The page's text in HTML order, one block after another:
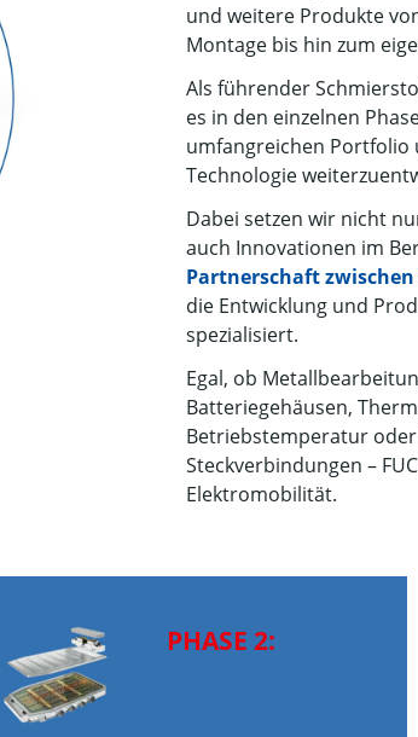
und weitere Produkte
Montage bis hin zum
Als führender
es in den einzelnen
umfangreichen Portfolio
Technologie
Dabei setzen wir nicht
auch Innovationen im
Partnerschaft zwischen
die Entwicklung und
spezialisiert.
Egal, ob
Batteriegehäusen,
Betriebstemperatur
Steckverbindungen –
Elektromobilität.
PHASE 2: